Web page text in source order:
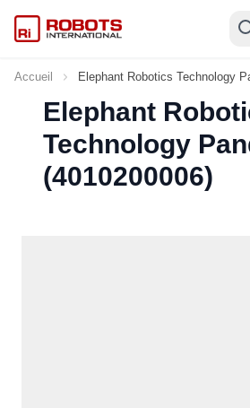
Accueil Elephant Robotics Technology
Elephant
Technology
(4010200006)